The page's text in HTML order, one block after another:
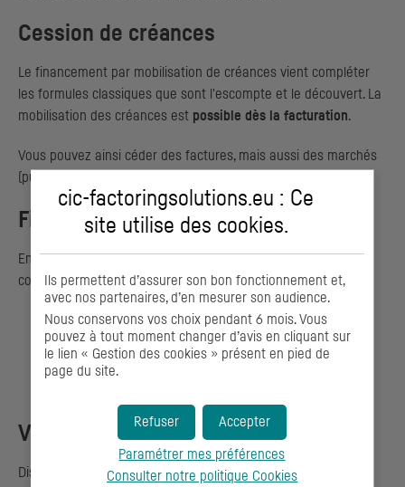
Cession de créances
Le financement par mobilisation de créances vient compléter
les formules classiques que sont l'escompte et le découvert. La
mobilisation des créances est possible dès la facturation.
Vous pouvez ainsi céder des factures, mais aussi des marchés
(publics ou privés) et des situations de travaux.
Financement
En quelques minutes, votre chargé d'affairesCICétablit votre
contrat Express Pro. Vous disposez alors d'une :
Enveloppe de financement jusqu'à 150 000 €.
Avance sur les montants dus par vos clients dans les
24 heures qui suivent la réception de vos factures.
Visibilité
Disposez d'une visibilité complète, à tout moment. Un outil en
cic-factoringsolutions.eu : Ce
site utilise des cookies.
Ils permettent d’assurer son bon fonctionnement et,
avec nos partenaires, d’en mesurer son audience.
Nous conservons vos choix pendant 6 mois. Vous
pouvez à tout moment changer d’avis en cliquant sur
le lien « Gestion des cookies » présent en pied de
page du site.
Accepter
Refuser
Paramétrer mes préférences
Consulter notre politique Cookies